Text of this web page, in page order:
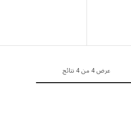
عرض 4 من 4 نتائج